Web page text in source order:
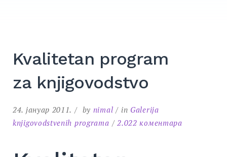
Kvalitetan program
za knjigovodstvo
24. јануар 2011. by nimal in Galerija
knjigovodstvenih programa
2.022 коментарана